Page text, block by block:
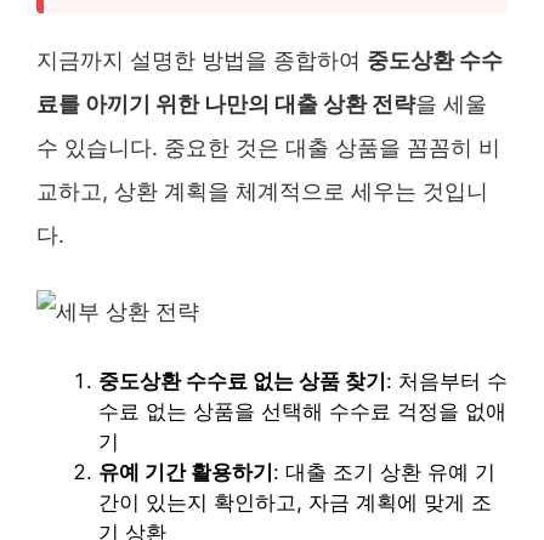
지금까지 설명한 방법을 종합하여 중도상환 수수
료를 아끼기 위한 나만의 대출 상환 전략을 세울
수 있습니다. 중요한 것은 대출 상품을 꼼꼼히 비
교하고, 상환 계획을 체계적으로 세우는 것입니
다.
중도상환 수수료 없는 상품 찾기 : 처음부터 수
수료 없는 상품을 선택해 수수료 걱정을 없애
기
유예 기간 활용하기 : 대출 조기 상환 유예 기
간이 있는지 확인하고, 자금 계획에 맞게 조
기 상환